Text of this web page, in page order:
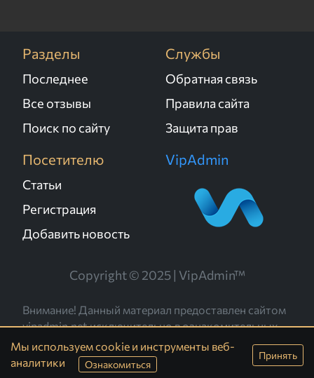
Разделы
Последнее
Все отзывы
Поиск по сайту
Службы
Обратная связь
Правила сайта
Защита прав
Посетителю
Статьи
Регистрация
Добавить новость
VipAdmin
Copyright © 2025 | VipAdmin™
Внимание! Данный материал предоставлен сайтом
vipadmin.net исключительно в ознакомительных
целях. Администрация не несёт ответственности за
его содержание.
Мы используем cookie и инструменты веб-
аналитики
Ознакомиться
Принять